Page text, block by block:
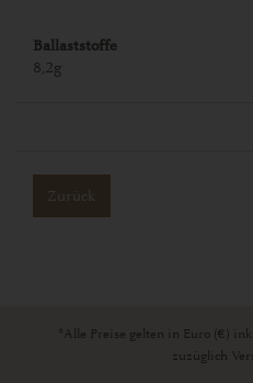
Ballaststoffe
8,2g
Zurück
*Alle Preise gelten in Euro (€)
zuzüglich